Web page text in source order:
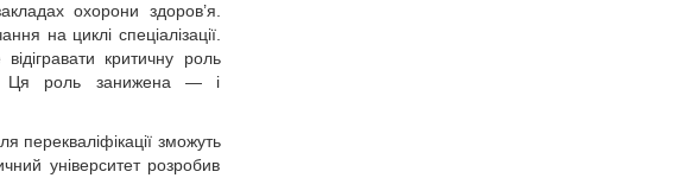
охорони здоров’я.
на циклі спеціалізації.
критичну роль
Ця роль занижена — і
зможуть
університет розробив